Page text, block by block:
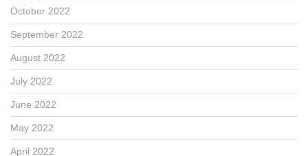
October 2022
September 2022
August 2022
July 2022
June 2022
May 2022
April 2022